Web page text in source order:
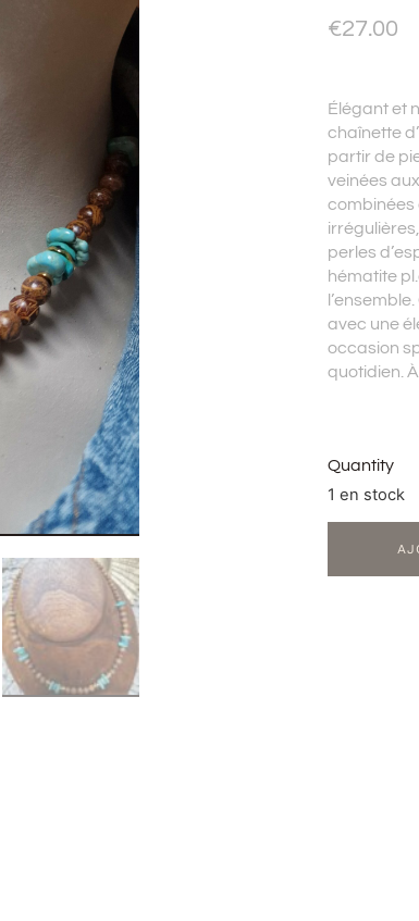
€27.00
Élégant et
chaînette
partir de
veinées
combinées
perles
hématite
avec une
occasion
quotidien.
Quantity
1 en stock